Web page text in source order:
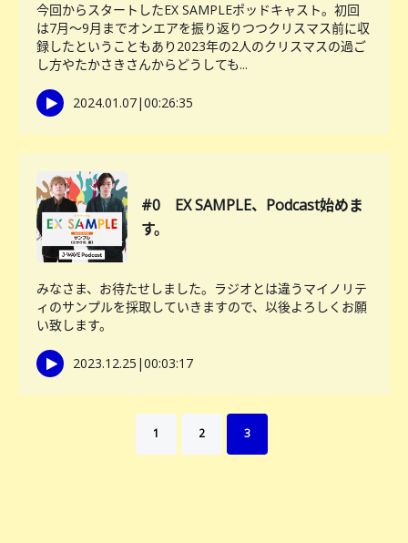
今回からスタートしたEX SAMPLEポッドキャスト。初回
は7月〜9月までオンエアを振り返りつつクリスマス前に収
録したということもあり2023年の2人のクリスマスの過ご
し方やたかさきさんからどうしても...
2024.01.07|00:26:35
#0 EX SAMPLE、Podcast始めま
す。
みなさま、お待たせしました。ラジオとは違うマイノリテ
ィのサンプルを採取していきますので、以後よろしくお願
い致します。
2023.12.25 |00:03:17
1 2 3